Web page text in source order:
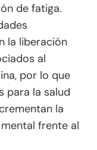
de fatiga.
la liberación
al
por lo que
para la salud
la
frente al